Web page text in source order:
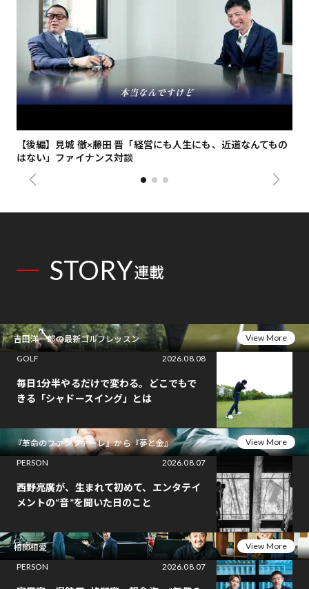
【後編】見城 徹×藤田 晋「経営にも人生にも、近道なんてもの
はない」ファイナンス対談
STORY連載
吉田洋一郎の最新ゴルフレッスン
View More
GOLF
2026.08.08
毎日1分半やるだけで変わる。どこでもで
きる「シャドースイング」とは
『革命のファンファーレ』から『夢と金』
View More
PERSON
2026.08.07
西野亮廣が、生まれて初めて、エンタテイ
メントの“音”を聞いた日のこと
相師相愛
View More
PERSON
2026.08.07